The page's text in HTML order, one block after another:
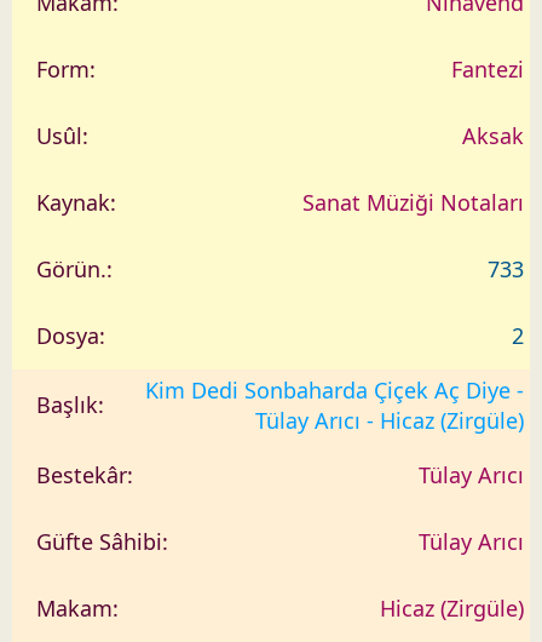
Fantezi
Aksak
Sanat Müziği Notaları
733
2
Kim Dedi Sonbaharda Çiçek Aç Diye -
Tülay Arıcı - Hicaz (Zirgüle)
Tülay Arıcı
Tülay Arıcı
Hicaz (Zirgüle)